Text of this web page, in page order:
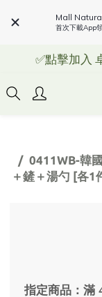
Mall
首次下載App
✅點擊加入
0411WB-韓
＋鏟＋湯勺 [各
指定商品：滿